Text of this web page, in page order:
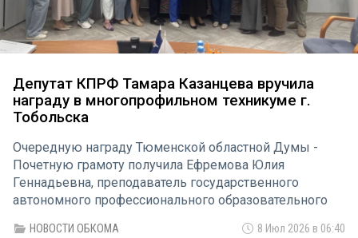
Депутат КПРФ Тамара Казанцева вручила
награду в многопрофильном техникуме г.
Тобольска
Очередную награду Тюменской областной Думы -
Почетную грамоту получила Ефремова Юлия
Геннадьевна, преподаватель государственного
автономного профессионального образовательного
НОВОСТИ ОБКОМА 8 Июл 2026 в 06:40